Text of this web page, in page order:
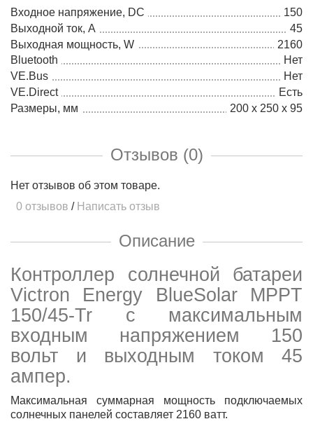
Входное напряжение, DC
150
Выходной ток, А
45
Выходная мощность, W
2160
Bluetooth
Нет
VE.Bus
Нет
VE.Direct
Есть
Размеры, мм
200 x 250 x 95
Отзывов (0)
Нет отзывов об этом товаре.
0 отзывов / Написать отзыв
Описание
Контроллер солнечной батареи
Victron Energy BlueSolar MPPT
150/45-Tr с максимальным
входным напряжением 150
вольт и выходным током 45
ампер.
Максимальная суммарная мощность подключаемых
солнечных панелей составляет 2160 ватт.